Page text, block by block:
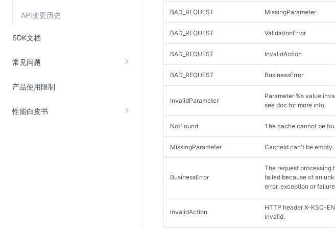
API变更历史
SDK文档
常见问题
产品使用限制
性能白皮书
BAD_REQUEST MissingParameter
BAD_REQUEST ValidationError
BAD_REQUEST InvalidAction
BAD_REQUEST BusinessError
InvalidParameter
Parameter %s value
see doc for more info.
NotFound The cache cannot be
MissingParameter CacheId can't be empty.
BusinessError
The request processing
failed because of an
error, exception or
InvalidAction
HTTP header X-KSC-
invalid.